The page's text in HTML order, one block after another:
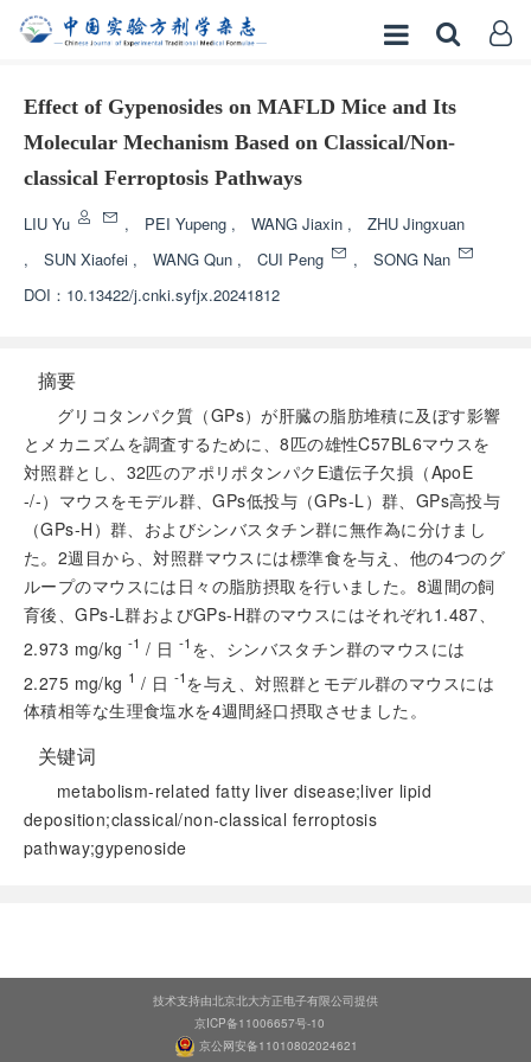
Effect of Gypenosides on MAFLD Mice and Its
Molecular Mechanism Based on Classical/Non-
classical Ferroptosis Pathways
LIU Yu , PEI Yupeng , WANG Jiaxin ,
ZHU Jingxuan
,
SUN Xiaofei , WANG Qun , CUI Peng ,
SONG Nan
DOI： 10.13422/j.cnki.syfjx.20241812
摘要
グリコタンパク質（GPs）が肝臓の脂肪堆積に及ぼす影響
とメカニズムを調査するために、8匹の雄性C57BL6マウスを
対照群とし、32匹のアポリポタンパクE遺伝子欠損（ApoE
-/-）マウスをモデル群、GPs低投与（GPs-L）群、GPs高投与
（GPs-H）群、およびシンバスタチン群に無作為に分けまし
た。2週目から、対照群マウスには標準食を与え、他の4つのグ
ループのマウスには日々の脂肪摂取を行いました。8週間の飼
育後、GPs-L群およびGPs-H群のマウスにはそれぞれ1.487、
2.973 mg/kg-1 / 日 -1 を、シンバスタチン群のマウスには
2.275 mg/kg 1 / 日 -1を与え、対照群とモデル群のマウスには
体積相等な生理食塩水を4週間経口摂取させました。
关键词
metabolism-related fatty liver disease;liver lipid
deposition;classical/non-classical ferroptosis
pathway;gypenoside
技术支持由北京北大方正电子有限公司提供
京ICP备11006657号-10
京公网安备11010802024621